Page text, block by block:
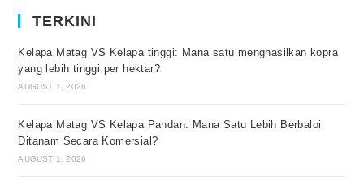
TERKINI
Kelapa Matag VS Kelapa tinggi: Mana satu menghasilkan kopra
yang lebih tinggi per hektar?
AUGUST 1, 2026
Kelapa Matag VS Kelapa Pandan: Mana Satu Lebih Berbaloi
Ditanam Secara Komersial?
AUGUST 1, 2026